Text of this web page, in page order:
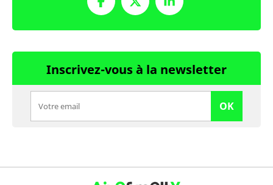
Inscrivez-vous à la newsletter
OK